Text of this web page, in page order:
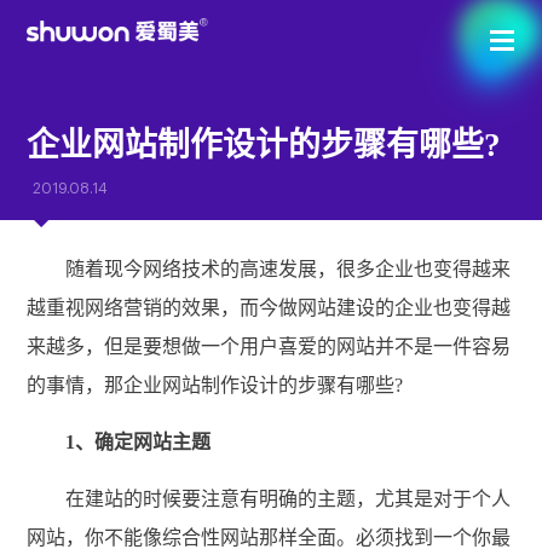
企业网站制作设计的步骤有哪些?
2019.08.14
随着现今网络技术的高速发展，很多企业也变得越来
越重视网络营销的效果，而今做网站建设的企业也变得越
来越多，但是要想做一个用户喜爱的网站并不是一件容易
的事情，那企业网站制作设计的步骤有哪些?
1、确定网站主题
在建站的时候要注意有明确的主题，尤其是对于个人
网站，你不能像综合性网站那样全面。必须找到一个你最